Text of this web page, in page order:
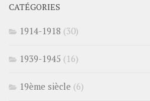
CATÉGORIES
1914-1918 (30)
1939-1945 (16)
19ème siècle (6)